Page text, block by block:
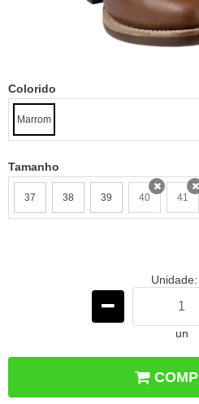
Colorido
Marrom
Tamanho
37 38 39 40x 41x
un